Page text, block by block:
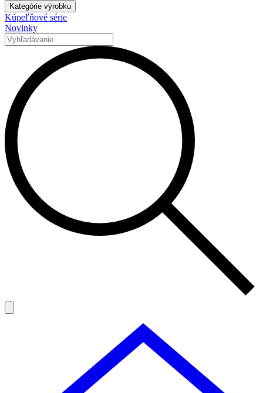
Kategórie výrobku
Kúpeľňové série
Novinky